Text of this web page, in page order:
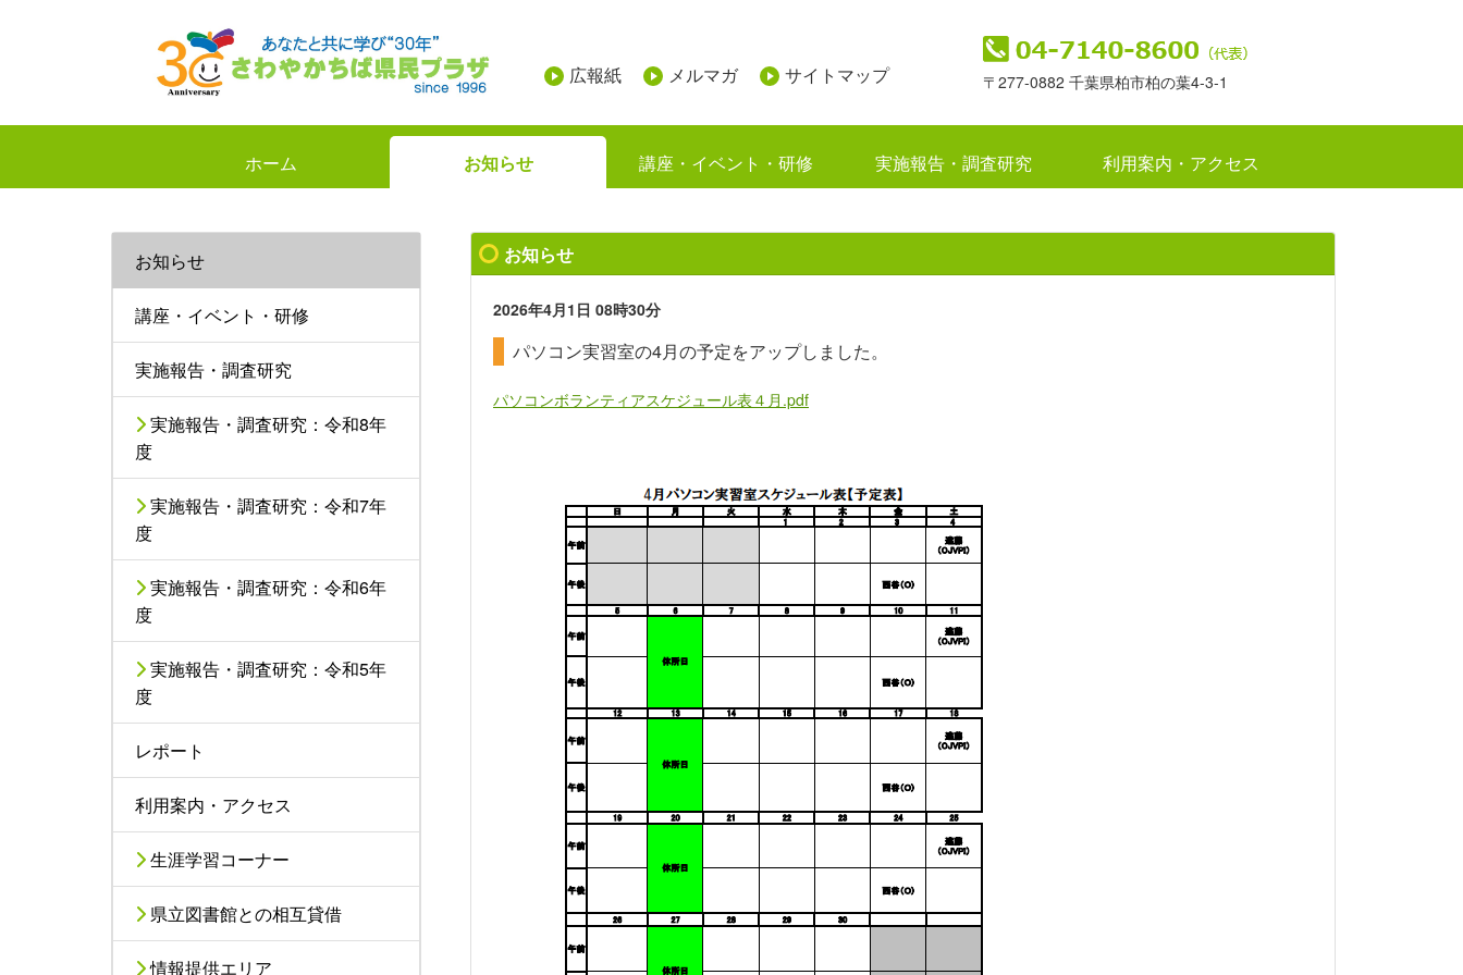
広報紙 メルマガ サイトマップ 〒277-0882 千葉県柏市柏の葉4-3-1
ホーム お知らせ 講座・イベント・研修 実施報告・調査研究 利用案内・アクセス
お知らせ
講座・イベント・研修
実施報告・調査研究
実施報告・調査研究：令和8年
度
実施報告・調査研究：令和7年
度
実施報告・調査研究：令和6年
度
実施報告・調査研究：令和5年
度
レポート
利用案内・アクセス
生涯学習コーナー
県立図書館との相互貸借
情報提供エリア
お知らせ
2026年4月1日 08時30分
パソコン実習室の4月の予定をアップしました。
パソコンボランティアスケジュール表４月.pdf